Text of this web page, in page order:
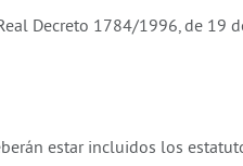
Decreto 1784/1996, de 19
estar incluidos los